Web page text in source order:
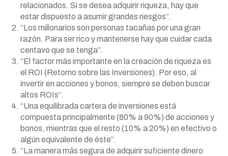
relacionados. Si se desea adquirir riqueza, hay que
estar dispuesto a asumir grandes riesgos”.
“Los millonarios son personas tacañas por una gran
razón. Para ser rico y mantenerse hay que cuidar cada
centavo que se tenga”.
“El factor más importante en la creación de riqueza es
el ROI (Retorno sobre las Inversiones). Por eso, al
invertir en acciones y bonos, siempre se deben buscar
altos ROIs”.
“Una equilibrada cartera de inversiones está
compuesta principalmente (80% a 90%) de acciones y
bonos, mientras que el resto (10% a 20%) en efectivo o
algún equivalente de éste”.
“La manera más segura de adquirir suficiente dinero